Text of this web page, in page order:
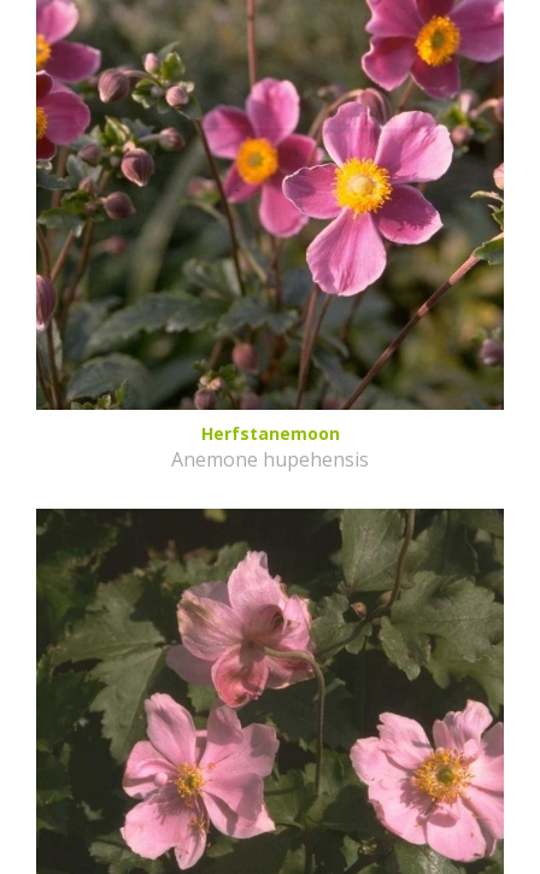
Herfstanemoon
Anemone hupehensis